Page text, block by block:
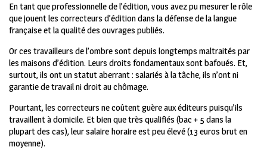
En tant que professionnelle de l’édition, vous avez pu mesurer le rôle
que jouent les correcteurs d’édition dans la défense de la langue
française et la qualité des ouvrages publiés.
Or ces travailleurs de l’ombre sont depuis longtemps maltraités par
les maisons d’édition. Leurs droits fondamentaux sont bafoués. Et,
surtout, ils ont un statut aberrant : salariés à la tâche, ils n’ont ni
garantie de travail ni droit au chômage.
Pourtant, les correcteurs ne coûtent guère aux éditeurs puisqu’ils
travaillent à domicile. Et bien que très qualifiés (bac + 5 dans la
plupart des cas), leur salaire horaire est peu élevé (13 euros brut en
moyenne).